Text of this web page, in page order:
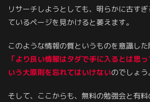
リサーチしようとしても、明らかに古す
ているページを見かけると萎えます。
このような情報の質というものを意識した
「より良い情報はタダで手に入るとは思
いう大原則を忘れてはいけないのでしょう
そして、ここからも、無料の勉強会と有